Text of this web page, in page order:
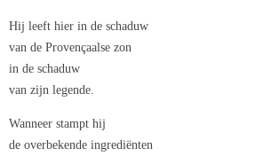
Hij leeft hier in de schaduw
van de Provençaalse zon
in de schaduw
van zijn legende.
Wanneer stampt hij
de overbekende ingrediënten